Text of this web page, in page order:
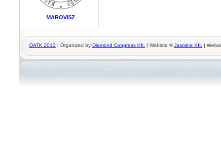
MAROVISZ
OATK 2013 | Organized by Diamond Congress Kft. | Website ©Jasmine Kft. |